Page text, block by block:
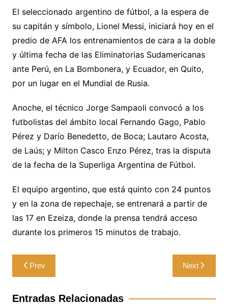
El seleccionado argentino de fútbol, a la espera de
su capitán y símbolo, Lionel Messi, iniciará hoy en el
predio de AFA los entrenamientos de cara a la doble
y última fecha de las Eliminatorias Sudamericanas
ante Perú, en La Bombonera, y Ecuador, en Quito,
por un lugar en el Mundial de Rusia.
Anoche, el técnico Jorge Sampaoli convocó a los
futbolistas del ámbito local Fernando Gago, Pablo
Pérez y Darío Benedetto, de Boca; Lautaro Acosta,
de Laús; y Milton Casco Enzo Pérez, tras la disputa
de la fecha de la Superliga Argentina de Fútbol.
El equipo argentino, que está quinto con 24 puntos
y en la zona de repechaje, se entrenará a partir de
las 17 en Ezeiza, donde la prensa tendrá acceso
durante los primeros 15 minutos de trabajo.
Navegación
de
entradas
Prev Next
Entradas Relacionadas